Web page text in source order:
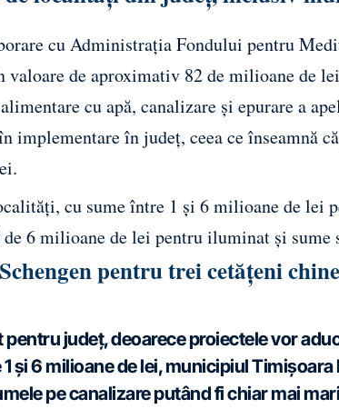
cu Administrația Fondului pentru
valoare de aproximativ 82 de milioane de
cu apă, canalizare și epurare a
implementare în județ, ceea ce înseamnă
cu sume între 1 și 6 milioane de lei
6 milioane de lei pentru iluminat și sume
pentru trei cetățeni
județ, deoarece proiectele vor
și 6 milioane de lei, municipiul
pe canalizare putând fi chiar mai